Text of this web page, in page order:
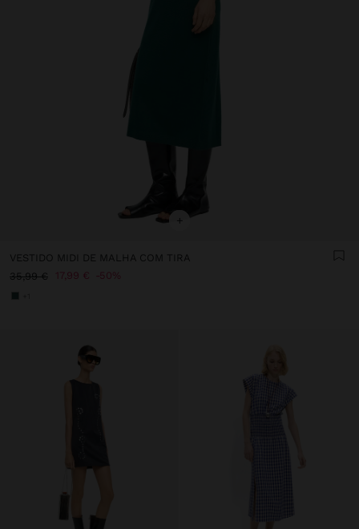
+
VESTIDO MIDI DE MALHA COM TIRA
35,99 €
17,99 € 50%